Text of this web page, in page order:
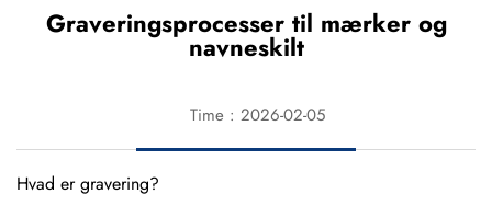
Graveringsprocesser til mærker og
navneskilt
Time : 2026-02-05
Hvad er gravering?